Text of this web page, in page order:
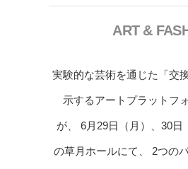
ART &
実験的な芸術を通じた「交
示するアートプラットフ
が、 6月29日（月）、30日
の草月ホールにて、 2つの